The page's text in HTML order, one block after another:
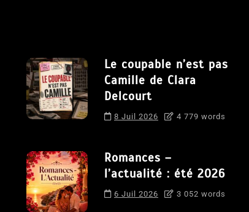
Le coupable n’est pas
Camille de Clara
Delcourt
8 Juil 2026 4 779 words
Romances –
l’actualité : été 2026
6 Juil 2026 3 052 words